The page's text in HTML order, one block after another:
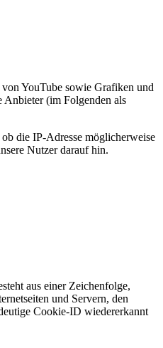
YouTube sowie Grafiken und
Anbieter (im Folgenden als
die IP-Adresse möglicherweise
Nutzer darauf hin.
aus einer Zeichenfolge,
und Servern, den
Cookie-ID wiedererkannt